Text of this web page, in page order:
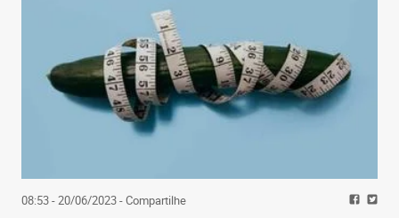
08:53 - 20/06/2023- Compartilhe